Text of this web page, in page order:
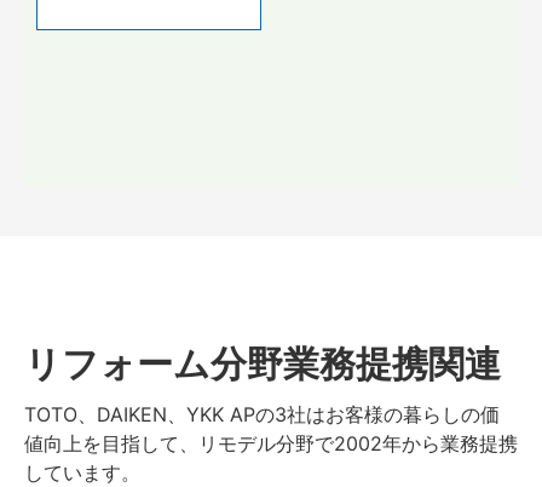
リフォーム分野業務提携関連
TOTO、DAIKEN、YKK APの3社はお客様の暮らしの価
値向上を目指して、リモデル分野で2002年から業務提携
しています。